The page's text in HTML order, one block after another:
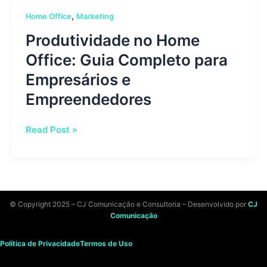
Home Office, Marketing
Produtividade no Home
Office: Guia Completo para
Empresários e
Empreendedores
Read Post »
© Copyright 2025 – CJ Comunicação e Consultoria – Desenvolvido por CJ
Comunicação
Política de PrivacidadeTermos de Uso